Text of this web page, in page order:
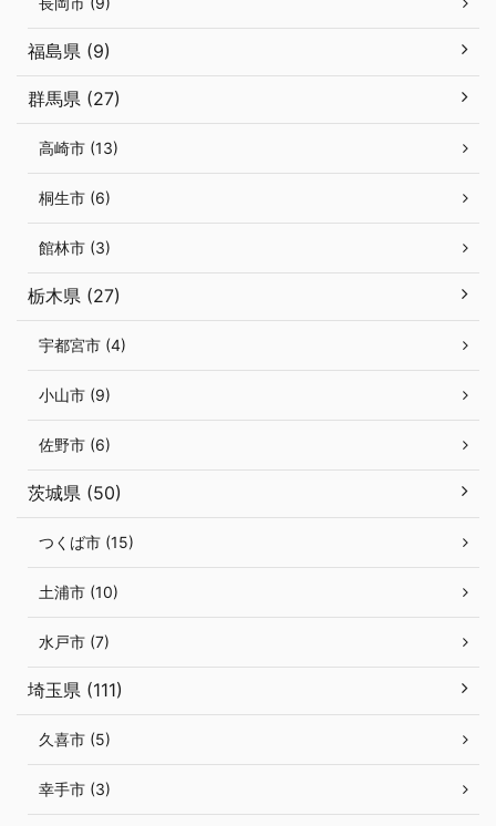
福島県 (9)
群馬県 (27)
高崎市 (13)
桐生市 (6)
館林市 (3)
栃木県 (27)
宇都宮市 (4)
小山市 (9)
佐野市 (6)
茨城県 (50)
つくば市 (15)
土浦市 (10)
水戸市 (7)
埼玉県 (111)
久喜市 (5)
幸手市 (3)